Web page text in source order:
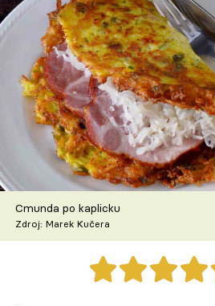
Recepty
Články
TV Program
Škola vaření
Recepty z TV
Speciál: Cuketa
Těhotnej kuchař
Cmunda po kaplicku
Zdroj: Marek Kučera